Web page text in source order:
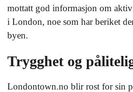
mottatt god informasjon om
i London, noe som har beriket
byen.
Trygghet og
Londontown.no blir rost for sin